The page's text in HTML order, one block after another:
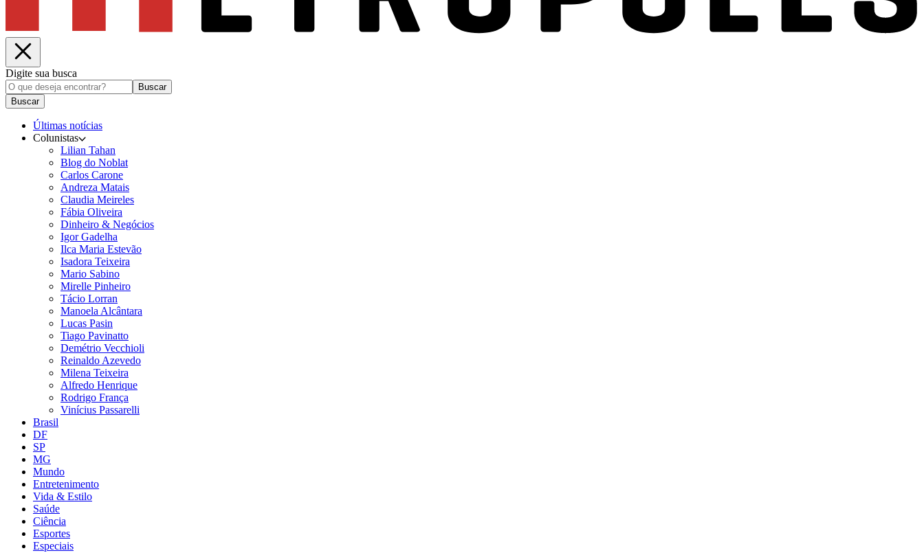
Digite sua busca
Buscar
Buscar
Últimas notícias
Colunistas
Lilian Tahan
Blog do Noblat
Carlos Carone
Andreza Matais
Claudia Meireles
Fábia Oliveira
Dinheiro & Negócios
Igor Gadelha
Ilca Maria Estevão
Isadora Teixeira
Mario Sabino
Mirelle Pinheiro
Tácio Lorran
Manoela Alcântara
Lucas Pasin
Tiago Pavinatto
Demétrio Vecchioli
Reinaldo Azevedo
Milena Teixeira
Alfredo Henrique
Rodrigo França
Vinícius Passarelli
Brasil
DF
SP
MG
Mundo
Entretenimento
Vida & Estilo
Saúde
Ciência
Esportes
Especiais